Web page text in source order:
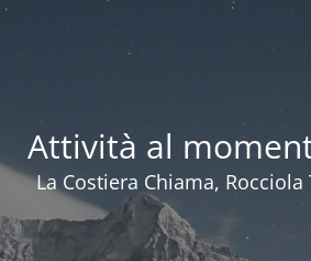
Attività al
La Costiera Chiama,